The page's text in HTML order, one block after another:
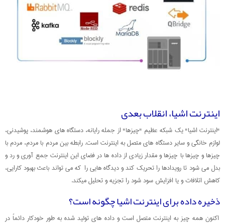
اینترنت اشیا، انقلاب بعدی
"اینترنت اشیا" یک شبکه عظیم "چیزها" از جمله رایانه، دستگاه های هوشمند، پوشیدنی،
لوازم خانگی و سایر دستگاه های متصل به اینترنت است. رابطه بین مردم با مردم، مردم با
چیزها و چیزها با چیزها و مقدار زیادی از داده ها در فضای این اینترنت جمع آوری و رد و
بدل می شود تا رویدادها را تحریک کند و دیدگاه هایی را که می تواند باعث بهبود کارایی،
کاهش اتلافات و یا افزایش سود شود را تجزیه و تحلیل میکند.
ذخیره داده برای اینترنت اشیا چگونه است؟
اکنون همه چیز به اینترنت متصل است و داده های تولید شده به طور خودکار دائماً در